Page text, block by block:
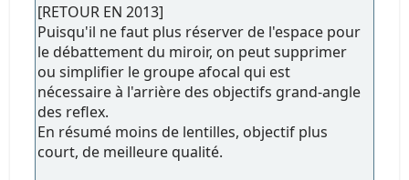
[RETOUR EN 2013]
Puisqu'il ne faut plus réserver de l'espace pour
le débattement du miroir, on peut supprimer
ou simplifier le groupe afocal qui est
nécessaire à l'arrière des objectifs grand-angle
des reflex.
En résumé moins de lentilles, objectif plus
court, de meilleure qualité.